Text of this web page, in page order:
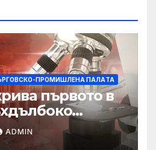
ПРОМИШЛЕНА ПАЛAТА
първото в
шистов газ в
ADMIN